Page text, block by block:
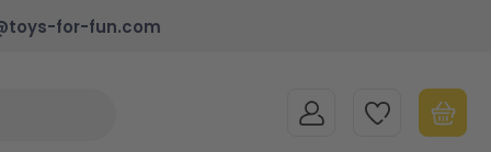
for-fun.com
MEIN KONTOMEINE WUNSCHLISTE